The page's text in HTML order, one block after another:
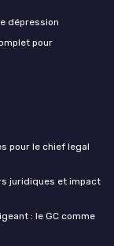
dépression
pour
pour le chief legal
juridiques et impact
: le GC comme